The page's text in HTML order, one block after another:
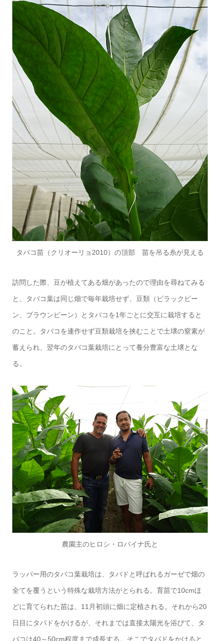
タバコ苗（クリオーリョ2010）の頂部 苗を吊る糸が見える
訪問した際、豆が植えてある畑があったので理由を尋ねてみる
と、タバコ葉は同じ畑で毎年栽培せず、豆類（ビラックビー
ン、ブラウンビーン）とタバコを1年ごとに交互に栽培すると
のこと。タバコを連作せず豆類栽培を挟むことで土壌の窒素が
蓄えられ、翌年のタバコ葉栽培にとって養分豊富な土壌とな
る。
農園主のヒロシ・ロバイナ氏と
ラッパー用のタバコ葉栽培は、タバドと呼ばれるガーゼで畑の
全てを覆うという特殊な栽培方法がとられる。育苗で10cmほ
どに育てられた苗は、11月初頭に畑に定植される。それから20
日目にタパドをかけるが、それまでは直接太陽光を浴びて、タ
バコは40～50cm程度まで成長する。そこでタパドをかけると